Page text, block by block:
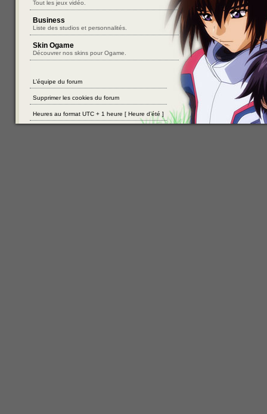
Tout les jeux vidéo.
Business
Liste des studios et personnalités.
Skin Ogame
Découvrer nos skins pour Ogame.
L’équipe du forum
Supprimer les cookies du forum
Heures au format UTC + 1 heure [ Heure d’été ]